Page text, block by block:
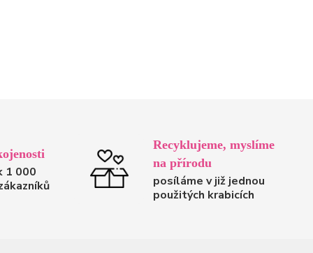
1 000
Recyklujeme, myslíme
na přírodu
posíláme v již jednou
použitých krabicích